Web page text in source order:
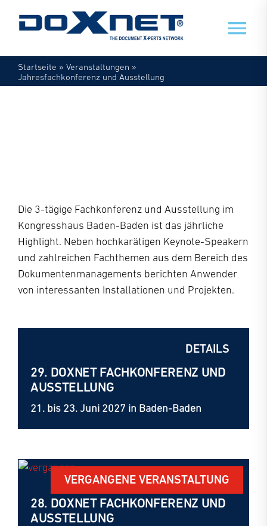
Inhalt
Veranstaltungen
Startseite » Veranstaltungen »
Jahresfachkonferenz und Ausstellung
Die 3-tägige Fachkonferenz und Ausstellung im
Kongresshaus Baden-Baden ist das jährliche
Highlight. Neben hochkarätigen Keynote-Speakern
und zahlreichen Fachthemen aus dem Bereich des
Dokumentenmanagements berichten Anwender
von interessanten Installationen und Projekten.
DETAILS
29. DOXNET FACHKONFERENZ UND
AUSSTELLUNG
21. bis 23. Juni 2027 in Baden-Baden
VERGANGENE VERANSTALTUNG
28. DOXNET FACHKONFERENZ UND
AUSSTELLUNG